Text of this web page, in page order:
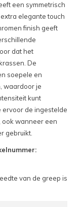
een symmetrisch
elegante touch
finish geeft
dat het
De
soepele en
waardoor je
kunt
ervoor de ingestelde
ook wanneer een
gebruikt.
van de greep is